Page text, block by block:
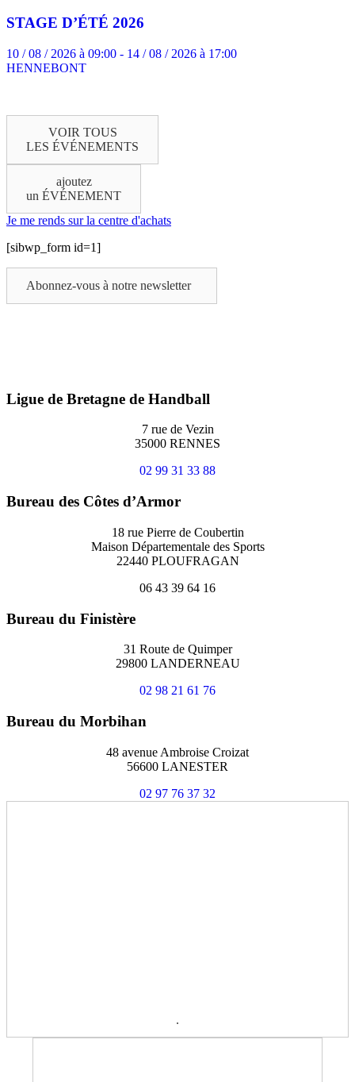
STAGE D’ÉTÉ 2026
10 / 08 / 2026 à 09:00 - 14 / 08 / 2026 à 17:00
HENNEBONT
VOIR TOUS
LES ÉVÉNEMENTS
ajoutez
un ÉVÉNEMENT
Je me rends sur la centre d'achats
[sibwp_form id=1]
Abonnez-vous à notre newsletter
Ligue de Bretagne de Handball
7 rue de Vezin
35000 RENNES
02 99 31 33 88
Bureau des Côtes d’Armor
18 rue Pierre de Coubertin
Maison Départementale des Sports
22440 PLOUFRAGAN
06 43 39 64 16
Bureau du Finistère
31 Route de Quimper
29800 LANDERNEAU
02 98 21 61 76
Bureau du Morbihan
48 avenue Ambroise Croizat
56600 LANESTER
02 97 76 37 32
.